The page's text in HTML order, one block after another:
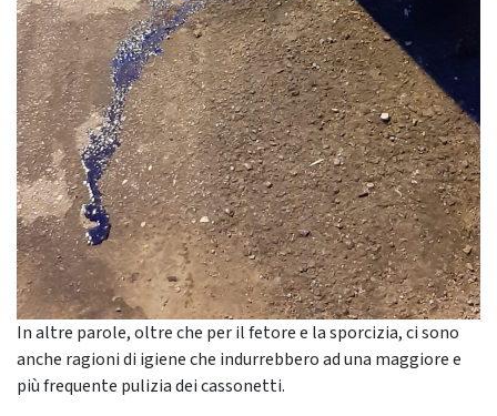
In altre parole, oltre che per il fetore e la sporcizia, ci sono
anche ragioni di igiene che indurrebbero ad una maggiore e
più frequente pulizia dei cassonetti.